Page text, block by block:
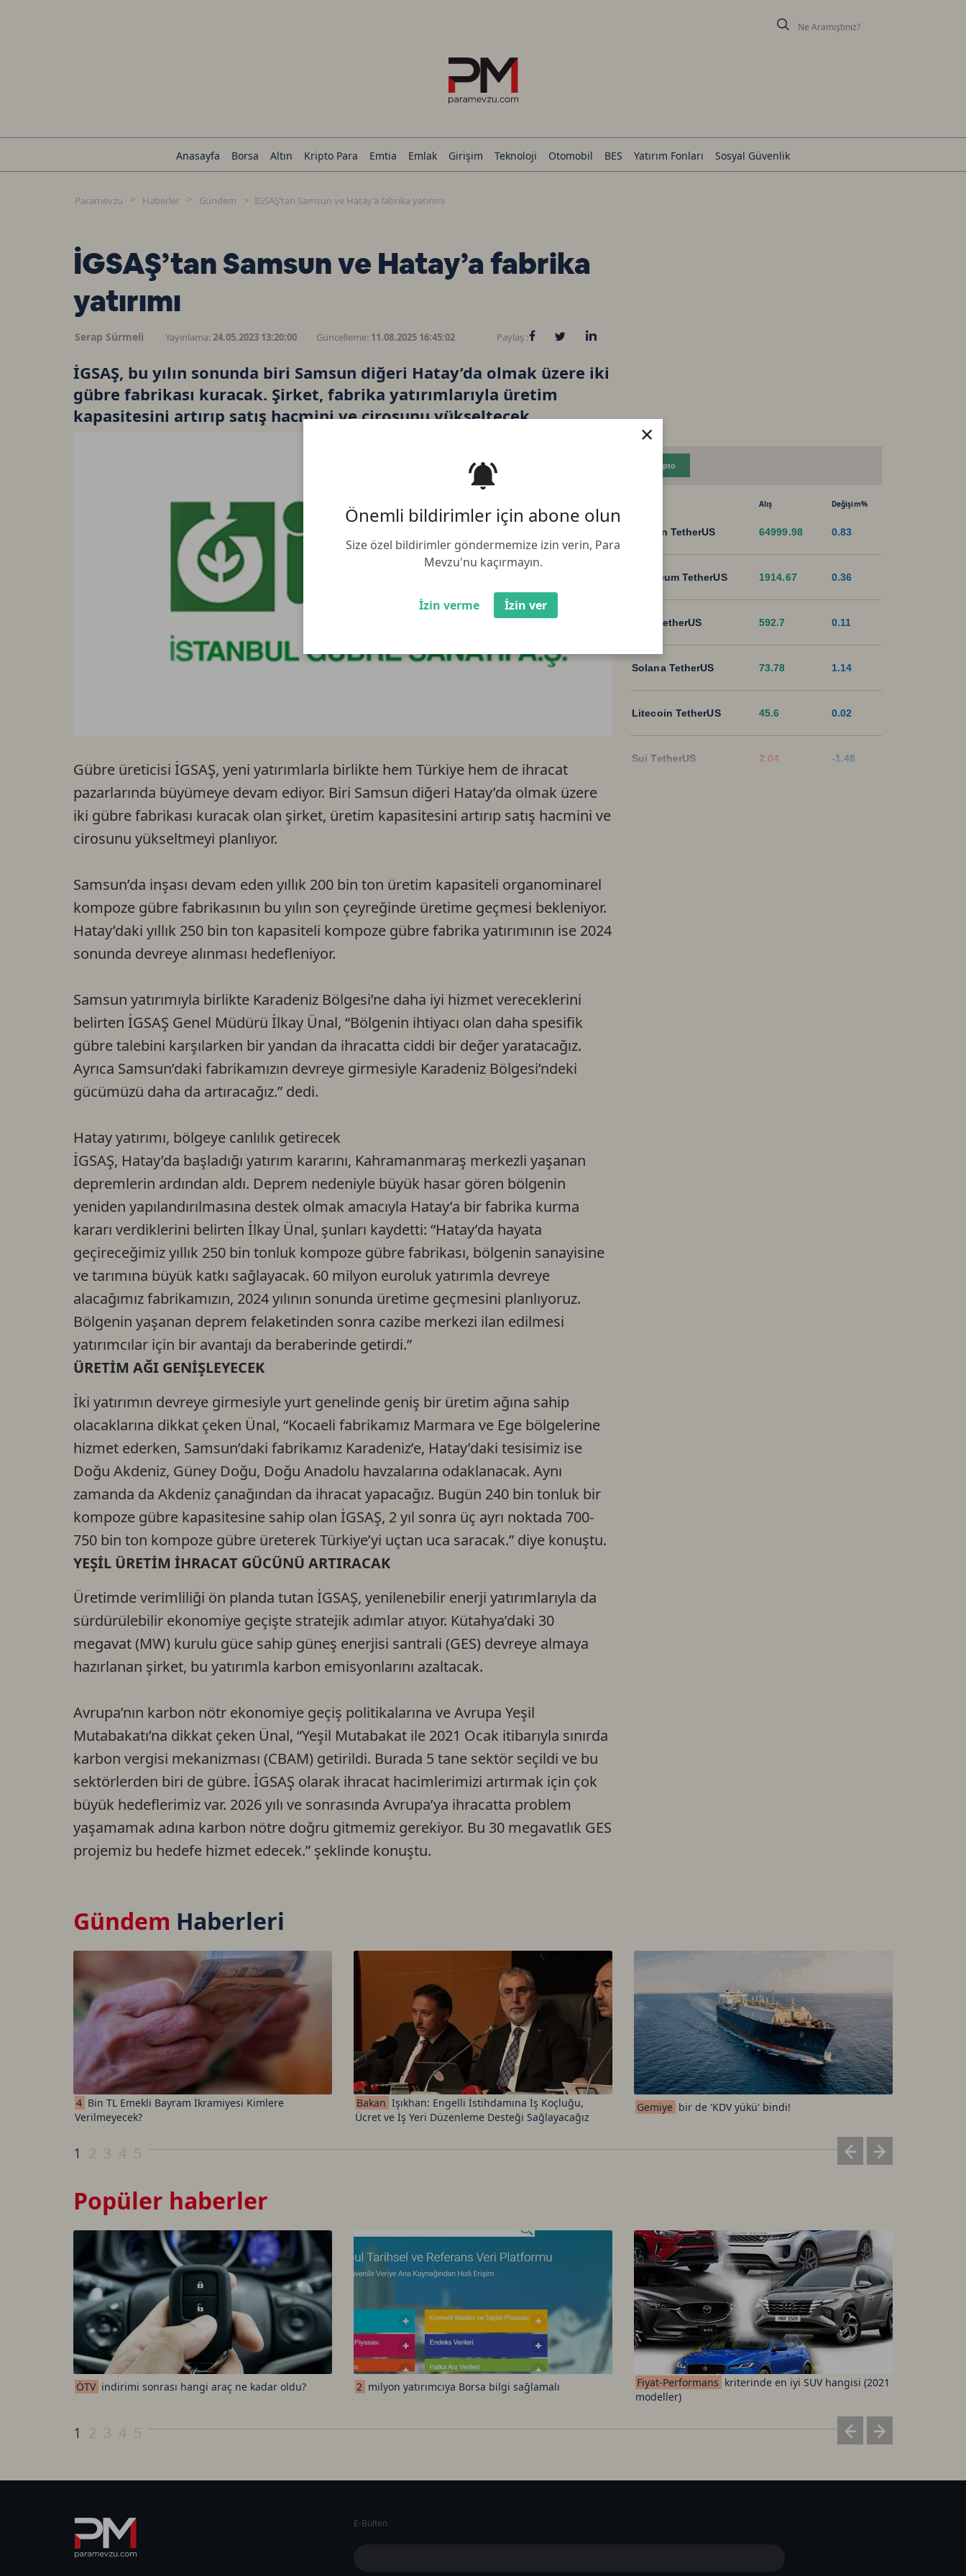
Önemli bildirimler için abone olun
Size özel bildirimler göndermemize izin verin, Para
Mevzu'nu kaçırmayın.
İzin verme İzin ver
×
Anasayfa Borsa Altın Kripto Para Emtia Emlak Girişim Teknoloji Otomobil BES Yatırım Fonları Sosyal Güvenlik
Paramevzu Haberler Gündem İGSAŞ’tan Samsun ve Hatay’a fabrika yatırımı
İGSAŞ’tan Samsun ve Hatay’a fabrika
yatırımı
Serap Sürmeli Yayınlama:24.05.2023 13:20:00 Güncelleme: 11.08.2025 16:45:02 Paylaş :
İGSAŞ, bu yılın sonunda biri Samsun diğeri Hatay’da olmak üzere iki
gübre fabrikası kuracak. Şirket, fabrika yatırımlarıyla üretim
kapasitesini artırıp satış hacmini ve cirosunu yükseltecek
Gübre üreticisi İGSAŞ, yeni yatırımlarla birlikte hem Türkiye hem de ihracat
pazarlarında büyümeye devam ediyor. Biri Samsun diğeri Hatay’da olmak üzere
iki gübre fabrikası kuracak olan şirket, üretim kapasitesini artırıp satış hacmini ve
cirosunu yükseltmeyi planlıyor.
Samsun’da inşası devam eden yıllık 200 bin ton üretim kapasiteli organominarel
kompoze gübre fabrikasının bu yılın son çeyreğinde üretime geçmesi bekleniyor.
Hatay’daki yıllık 250 bin ton kapasiteli kompoze gübre fabrika yatırımının ise 2024
sonunda devreye alınması hedefleniyor.
Samsun yatırımıyla birlikte Karadeniz Bölgesi’ne daha iyi hizmet vereceklerini
belirten İGSAŞ Genel Müdürü İlkay Ünal, “Bölgenin ihtiyacı olan daha spesifik
gübre talebini karşılarken bir yandan da ihracatta ciddi bir değer yaratacağız.
Ayrıca Samsun’daki fabrikamızın devreye girmesiyle Karadeniz Bölgesi’ndeki
gücümüzü daha da artıracağız.” dedi.
Hatay yatırımı, bölgeye canlılık getirecek
İGSAŞ, Hatay’da başladığı yatırım kararını, Kahramanmaraş merkezli yaşanan
depremlerin ardından aldı. Deprem nedeniyle büyük hasar gören bölgenin
yeniden yapılandırılmasına destek olmak amacıyla Hatay’a bir fabrika kurma
kararı verdiklerini belirten İlkay Ünal, şunları kaydetti: “Hatay’da hayata
geçireceğimiz yıllık 250 bin tonluk kompoze gübre fabrikası, bölgenin sanayisine
ve tarımına büyük katkı sağlayacak. 60 milyon euroluk yatırımla devreye
alacağımız fabrikamızın, 2024 yılının sonunda üretime geçmesini planlıyoruz.
Bölgenin yaşanan deprem felaketinden sonra cazibe merkezi ilan edilmesi
yatırımcılar için bir avantajı da beraberinde getirdi.”
ÜRETİM AĞI GENİŞLEYECEK
İki yatırımın devreye girmesiyle yurt genelinde geniş bir üretim ağına sahip
olacaklarına dikkat çeken Ünal, “Kocaeli fabrikamız Marmara ve Ege bölgelerine
hizmet ederken, Samsun’daki fabrikamız Karadeniz’e, Hatay’daki tesisimiz ise
Doğu Akdeniz, Güney Doğu, Doğu Anadolu havzalarına odaklanacak. Aynı
zamanda da Akdeniz çanağından da ihracat yapacağız. Bugün 240 bin tonluk bir
kompoze gübre kapasitesine sahip olan İGSAŞ, 2 yıl sonra üç ayrı noktada 700-
750 bin ton kompoze gübre üreterek Türkiye’yi uçtan uca saracak.” diye konuştu.
YEŞİL ÜRETİM İHRACAT GÜCÜNÜ ARTIRACAK
Üretimde verimliliği ön planda tutan İGSAŞ, yenilenebilir enerji yatırımlarıyla da
sürdürülebilir ekonomiye geçişte stratejik adımlar atıyor. Kütahya’daki 30
megavat (MW) kurulu güce sahip güneş enerjisi santrali (GES) devreye almaya
hazırlanan şirket, bu yatırımla karbon emisyonlarını azaltacak.
Avrupa’nın karbon nötr ekonomiye geçiş politikalarına ve Avrupa Yeşil
Mutabakatı’na dikkat çeken Ünal, “Yeşil Mutabakat ile 2021 Ocak itibarıyla sınırda
karbon vergisi mekanizması (CBAM) getirildi. Burada 5 tane sektör seçildi ve bu
sektörlerden biri de gübre. İGSAŞ olarak ihracat hacimlerimizi artırmak için çok
büyük hedeflerimiz var. 2026 yılı ve sonrasında Avrupa’ya ihracatta problem
yaşamamak adına karbon nötre doğru gitmemiz gerekiyor. Bu 30 megavatlık GES
projemiz bu hedefe hizmet edecek.” şeklinde konuştu.
Kripto
Alış Değişim%
Bitcoin TetherUS 64999.98 0.83
Ethereum TetherUS 1914.67 0.36
BNB TetherUS 592.7 0.11
Solana TetherUS 73.78 1.14
Litecoin TetherUS 45.6 0.02
Sui TetherUS 2.04 -1.48
Gündem Haberleri
4 Bin TL Emekli Bayram İkramiyesi Kimlere
Verilmeyecek?
Bakan Işıkhan: Engelli İstihdamına İş Koçluğu,
Ücret ve İş Yeri Düzenleme Desteği Sağlayacağız
Gemiye bir de 'KDV yükü' bindi!
1
Popüler haberler
ÖTV indirimi sonrası hangi araç ne kadar oldu? 2 milyon yatırımcıya Borsa bilgi sağlamalı Fiyat-Performans kriterinde en iyi SUV hangisi (2021
modeller)
1
E-Bülten